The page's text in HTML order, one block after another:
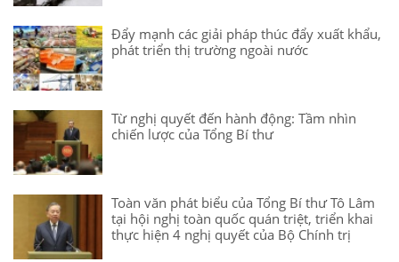
Đẩy mạnh các giải pháp thúc đẩy xuất khẩu,
phát triển thị trường ngoài nước
Từ nghị quyết đến hành động: Tầm nhìn
chiến lược của Tổng Bí thư
Toàn văn phát biểu của Tổng Bí thư Tô Lâm
tại hội nghị toàn quốc quán triệt, triển khai
thực hiện 4 nghị quyết của Bộ Chính trị